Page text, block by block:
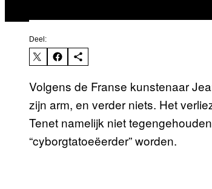
Deel:
Volgens de Franse kunstenaar
zijn arm, en verder niets. Het
Tenet namelijk niet
“cyborgtatoeëerder” worden.